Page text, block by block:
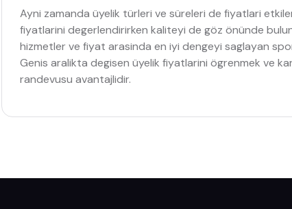
Ayni zamanda üyelik türleri ve süreleri de fiyatlari
fiyatlarini degerlendirirken kaliteyi de göz önünde
hizmetler ve fiyat arasinda en iyi dengeyi saglayan
Genis aralikta degisen üyelik fiyatlarini ögrenmek ve
randevusu avantajlidir.